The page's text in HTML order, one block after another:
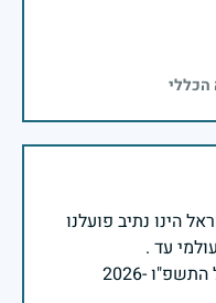
הכללי
הינו נתיב פועלנו
-2026